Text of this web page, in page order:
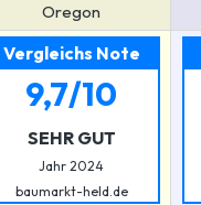
Oregon
Vergleichs Note
9,7/10
SEHR GUT
Jahr 2024
baumarkt-held.de